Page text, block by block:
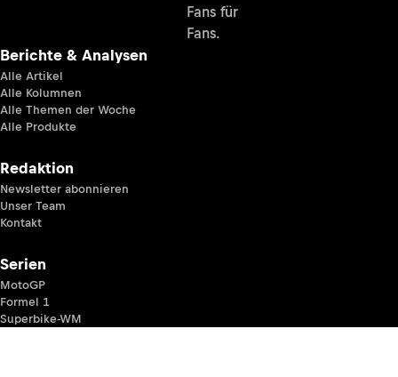
Fans für
Fans.
Berichte & Analysen
Alle Artikel
Alle Kolumnen
Alle Themen der Woche
Alle Produkte
Redaktion
Newsletter abonnieren
Unser Team
Kontakt
Serien
MotoGP
Formel 1
Superbike-WM